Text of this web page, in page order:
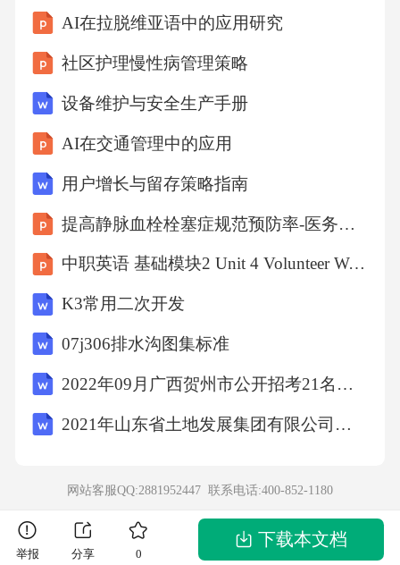
终极图景不谋而合：我们最想连接的不是计算
机，而是人，“机”只是一个载体。因此，脑—脑
接口也被提上了日程。你肯定有过怎么都表达
不清楚自己意思的时候，有时是表达技巧的问
题，但更多时候，是那个意思本身只可意会，
难以言传。“三体人”就不会被这件事困扰，因为
他们的思想是透明的，而借助脑—脑接口，我
们人类也有希望进入那个信息沟通效率极大提
脑—脑接口可以不是实时的，如果把脑中的电
活动上传，或者储存在U盘里，那将会彻底抹去
沟通成本。更进一步，甚至还可以上传自己的
意识，到那时，个体的物理边界和精神边界将
AI在拉脱维亚语中的应用研究
社区护理慢性病管理策略
设备维护与安全生产手册
AI在交通管理中的应用
用户增长与留存策略指南
提高静脉血栓栓塞症规范预防率-医务科-2023.12.7
中职英语 基础模块2 Unit 4 Volunteer Work
K3常用二次开发
07j306排水沟图集标准
2022年09月广西贺州市公开招考21名县级政府统计机构统计协管员（协统员）模拟卷3套含答案附详解
2021年山东省土地发展集团有限公司招聘笔试试题及答案解析
网站客服QQ:2881952447 联系电话:400-852-1180
举报 分享 0
下载本文档